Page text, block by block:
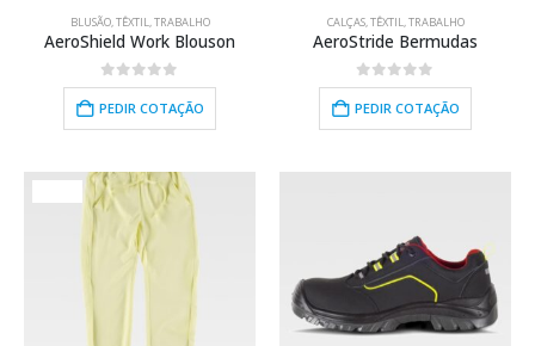
BLUSÃO,TÊXTIL,TRABALHO
AeroShield Work Blouson
0out of 5
PEDIR COTAÇÃO
CALÇAS,TÊXTIL,TRABALHO
AeroStride Bermudas
0out of 5
PEDIR COTAÇÃO